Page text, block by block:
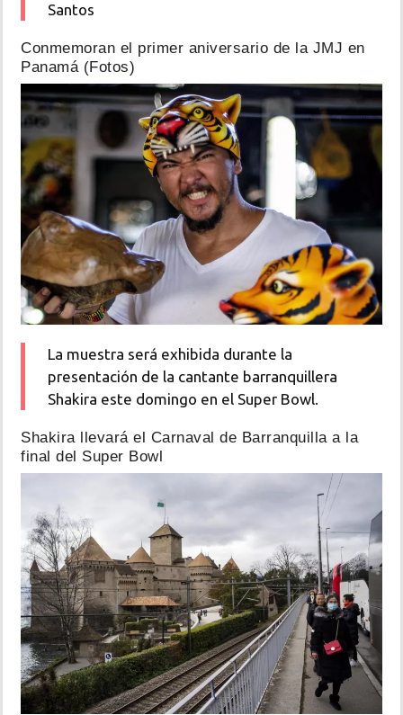
Santos
Conmemoran el primer aniversario de la JMJ en
Panamá (Fotos)
La muestra será exhibida durante la
presentación de la cantante barranquillera
Shakira este domingo en el Super Bowl.
Shakira llevará el Carnaval de Barranquilla a la
final del Super Bowl